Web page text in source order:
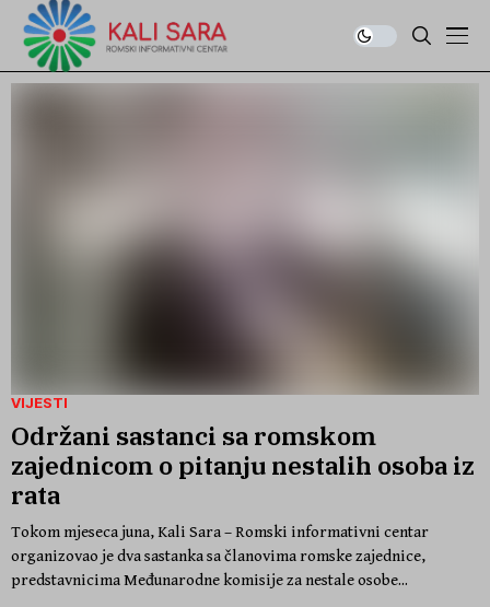
VIJESTI
Održani sastanci sa romskom
zajednicom o pitanju nestalih osoba iz
rata
Tokom mjeseca juna, Kali Sara – Romski informativni centar
organizovao je dva sastanka sa članovima romske zajednice,
predstavnicima Međunarodne komisije za nestale osobe...